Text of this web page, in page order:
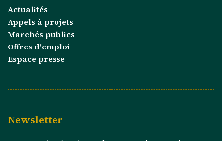
Actualités
Appels à projets
Marchés publics
Offres d'emploi
Espace presse
Newsletter